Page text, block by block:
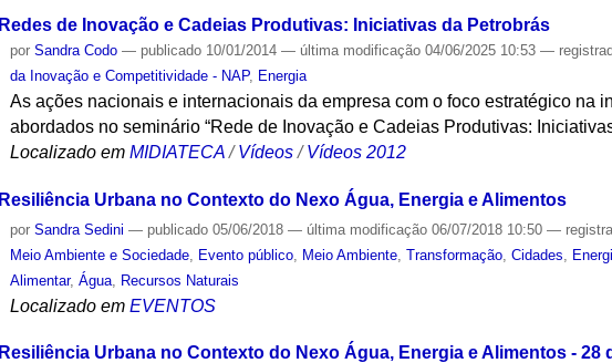
Redes de Inovação e Cadeias Produtivas: Iniciativas da Petrobrás
porSandra Codo — publicado 10/01/2014— última modificação 04/06/2025 10:53—
da Inovação e Competitividade - NAP, Energia
As ações nacionais e internacionais da empresa com o foco estratégico na
abordados no seminário “Rede de Inovação e Cadeias Produtivas:
Localizado em MIDIATECA /Vídeos /Vídeos 2012
Resiliência Urbana no Contexto do Nexo Água, Energia e Alimentos
porSandra Sedini — publicado 05/06/2018— última modificação 06/07/2018 10:50—
Meio Ambiente e Sociedade Evento público Meio Ambiente ,Transformação ,Cidades
Alimentar,Água Recursos Naturais
Localizado em EVENTOS
Resiliência Urbana no Contexto do Nexo Água, Energia e Alimentos - 28